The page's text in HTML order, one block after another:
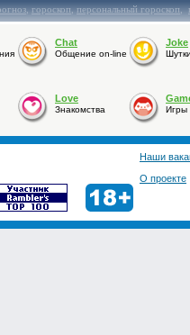
,гороскоп,персональный гороскоп,
Chat
Общение on-line
Joke
Love
Знакомства Игры
Наши
О проекте